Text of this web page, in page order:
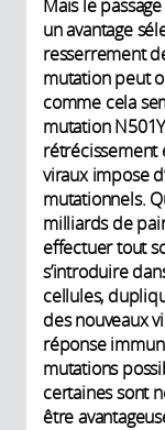
Mais le
un avantage
resserrement
mutation peut
comme cela
mutation
rétrécissement
viraux impose
mutationnels.
milliards de
effectuer tout
s’introduire
cellules,
des nouveaux
réponse
mutations
certaines sont
être